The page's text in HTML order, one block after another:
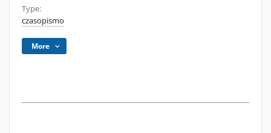
Type:
czasopismo
More